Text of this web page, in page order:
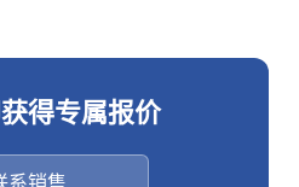
得专属报价
系销售